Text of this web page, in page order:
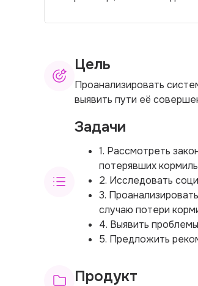
Цель
Проанализировать
выявить пути её
Задачи
1. Рассмотреть
потерявших
2. Исследовать
3.
случаю потери
4. Выявить
5. Предложить
Продукт